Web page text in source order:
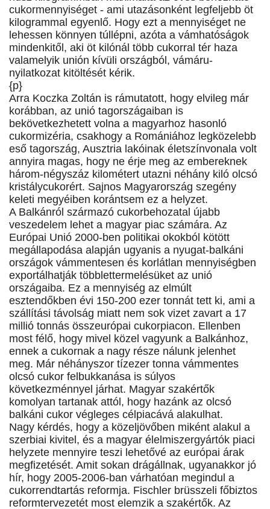
cukormennyiséget - ami utazásonként legfeljebb öt
kilogrammal egyenlő. Hogy ezt a mennyiséget ne
lehessen könnyen túllépni, azóta a vámhatóságok
mindenkitől, aki öt kilónál több cukorral tér haza
valamelyik unión kívüli országból, vámáru-
nyilatkozat kitöltését kérik.
{p}
Arra Koczka Zoltán is rámutatott, hogy elvileg már
korábban, az unió tagországaiban is
bekövetkezhetett volna a magyarhoz hasonló
cukormizéria, csakhogy a Romániához legközelebb
eső tagország, Ausztria lakóinak életszínvonala volt
annyira magas, hogy ne érje meg az embereknek
három-négyszáz kilométert utazni néhány kiló olcsó
kristálycukorért. Sajnos Magyarország szegény
keleti megyéiben korántsem ez a helyzet.
A Balkánról származó cukorbehozatal újabb
veszedelem lehet a magyar piac számára. Az
Európai Unió 2000-ben politikai okokból kötött
megállapodása alapján ugyanis a nyugat-balkáni
országok vámmentesen és korlátlan mennyiségben
exportálhatják többlettermelésüket az unió
országaiba. Ez a mennyiség az elmúlt
esztendőkben évi 150-200 ezer tonnát tett ki, ami a
szállítási távolság miatt nem sok vizet zavart a 17
millió tonnás összeurópai cukorpiacon. Ellenben
most félő, hogy mivel közel vagyunk a Balkánhoz,
ennek a cukornak a nagy része nálunk jelenhet
meg. Már néhányszor tízezer tonna vámmentes
olcsó cukor felbukkanása is súlyos
következménnyel járhat. Magyar szakértők
komolyan tartanak attól, hogy hazánk az olcsó
balkáni cukor végleges célpiacává alakulhat.
Nagy kérdés, hogy a közeljövőben miként alakul a
szerbiai kivitel, és a magyar élelmiszergyártók piaci
helyzete mennyire teszi lehetővé az európai árak
megfizetését. Amit sokan drágállnak, ugyanakkor jó
hír, hogy 2005-2006-ban várhatóan megindul a
cukorrendtartás reformja. Fischler brüsszeli főbiztos
reformtervezetét most elemzik a szakértők. Az